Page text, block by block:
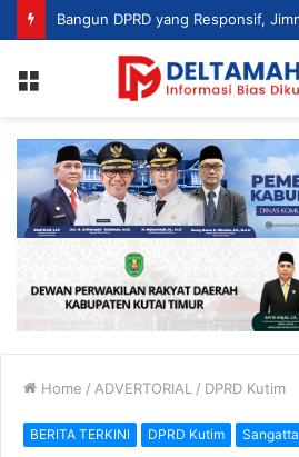
Home / ADVERTORIAL / DPRD Kutim
BERITA TERKINI DPRD Kutim Sangatta